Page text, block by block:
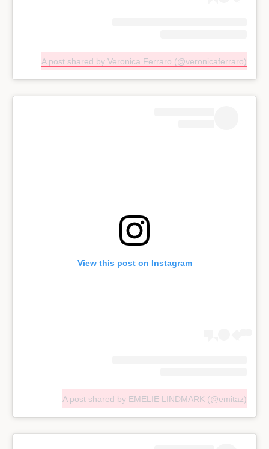
A post shared by Veronica Ferraro (@veronicaferraro)
View this post on Instagram
A post shared by EMELIE LINDMARK (@emitaz)